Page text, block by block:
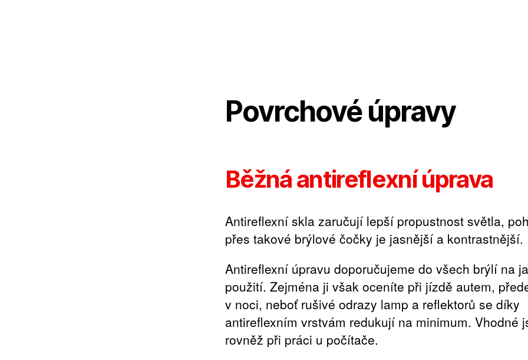
Povrchové úpravy
Běžná antireflexní úprava
Antireflexní skla zaručují lepší propustnost světla,
přes takové brýlové čočky je jasnější a kontrastnější.
Antireflexní úpravu doporučujeme do všech brýlí na
použití. Zejména ji však oceníte při jízdě autem,
v noci, neboť rušivé odrazy lamp a reflektorů se díky
antireflexním vrstvám redukují na minimum. Vhodné
rovněž při práci u počítače.